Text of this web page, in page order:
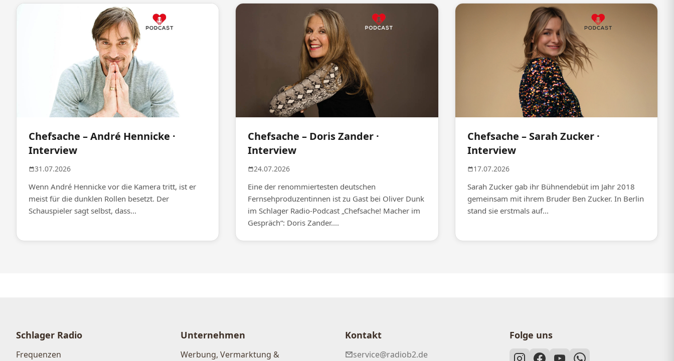
Chefsache – André Hennicke ·
Interview
31.07.2026
Wenn André Hennicke vor die Kamera tritt, ist er
meist für die dunklen Rollen besetzt. Der
Schauspieler sagt selbst, dass...
Chefsache – Doris Zander ·
Interview
24.07.2026
Eine der renommiertesten deutschen
Fernsehproduzentinnen ist zu Gast bei Oliver Dunk
im Schlager Radio-Podcast „Chefsache! Macher im
Gespräch“: Doris Zander....
Chefsache – Sarah Zucker ·
Interview
17.07.2026
Sarah Zucker gab ihr Bühnendebüt im Jahr 2018
gemeinsam mit ihrem Bruder Ben Zucker. In Berlin
stand sie erstmals auf...
Schlager Radio
Frequenzen
Unternehmen
Werbung, Vermarktung &
Kontakt
service@radiob2.de
Folge uns